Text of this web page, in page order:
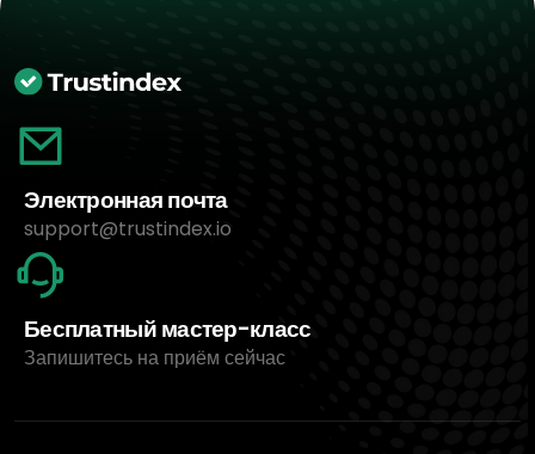
Электронная почта
support@trustindex.io
Бесплатный мастер-класс
Запишитесь на приём сейчас